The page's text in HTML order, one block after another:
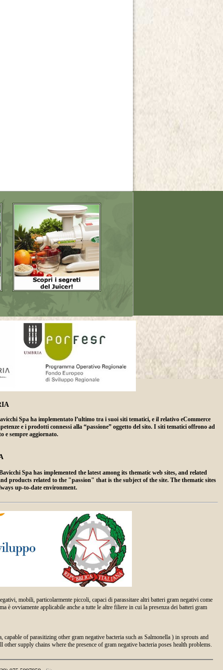
Spa ha implementato l’ultimo tra i suoi siti tematici, e il relativo eCommerce
e i prodotti connessi alla “passione” oggetto del sito. I siti tematici offrono ad
e sempre aggiornato.
Spa has implemented the latest among its thematic web sites, and related
products related to the "passion" that is the subject of the site. The thematic sites
up-to-date environment.
mobili, particolarmente piccoli, capaci di parassitare altri batteri gram negativi come
è ovviamente applicabile anche a tutte le altre filiere in cui la presenza dei batteri gram
of parasitizing other gram negative bacteria such as Salmonella ) in sprouts and
supply chains where the presence of gram negative bacteria poses health problems.